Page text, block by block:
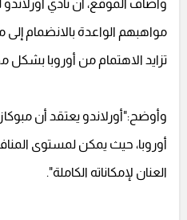
وأضاف الموقع، أن نادي
مواهبهم الواعدة بالانضمام
تزايد الاهتمام من أوروبا بشكل
وأوضح:"أورلاندو يعتقد أن
أوروبا، حيث يمكن لمستوى
العنان لإمكاناته الكاملة".